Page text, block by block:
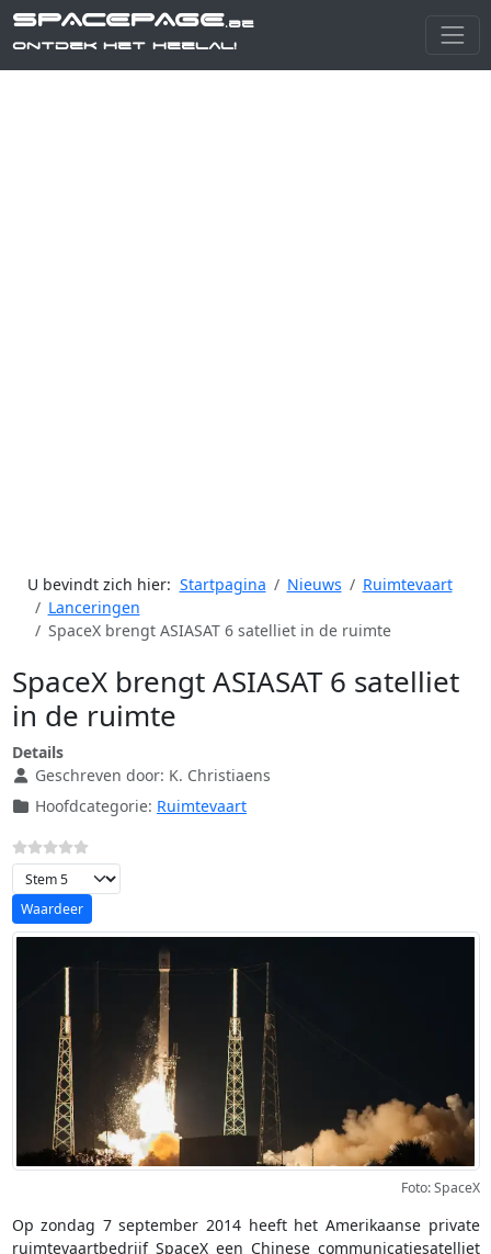
SPACEPAGE.be
Ontdek het heelal!
U bevindt zich hier: Startpagina Nieuws
Ruimtevaart
Lanceringen
SpaceX brengt ASIASAT 6 satelliet in de ruimte
SpaceX brengt ASIASAT 6 satelliet
in de ruimte
Details
Geschreven door: K. Christiaens
Hoofdcategorie: Ruimtevaart
Voeg waardering toe
Foto: SpaceX
Op zondag 7 september 2014 heeft het Amerikaanse private
ruimtevaartbedrijf SpaceX een Chinese communicatiesatelliet